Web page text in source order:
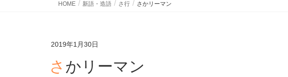
HOME 新語・造語 さ行 さかリーマン
2019年1月30日
さかリーマン